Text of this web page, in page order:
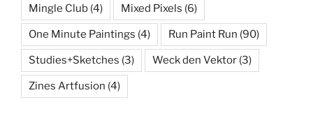
Mingle Club (4) Mixed Pixels (6)
One Minute Paintings (4) Run Paint Run (90)
Studies+Sketches (3) Weck den Vektor (3)
Zines Artfusion (4)